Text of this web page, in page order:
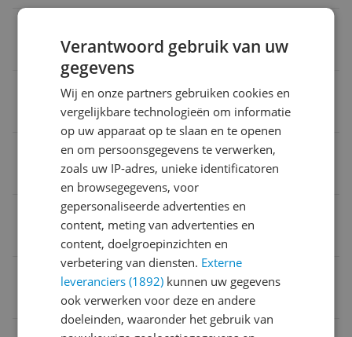
Smart Platform
Google TV
Energieklasse
Schermtype
Schermgrootte
50 inch
Verantwoord gebruik van uw
gegevens
Wij en onze partners gebruiken cookies en
vergelijkbare technologieën om informatie
op uw apparaat op te slaan en te openen
en om persoonsgegevens te verwerken,
zoals uw IP-adres, unieke identificatoren
en browsegegevens, voor
gepersonaliseerde advertenties en
content, meting van advertenties en
content, doelgroepinzichten en
verbetering van diensten. Externe
leveranciers (1892) kunnen uw gegevens
ook verwerken voor deze en andere
doeleinden, waaronder het gebruik van